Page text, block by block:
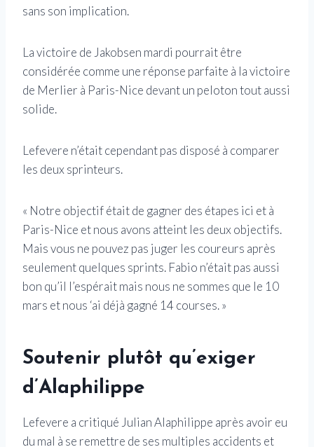
sans son implication.
La victoire de Jakobsen mardi pourrait être
considérée comme une réponse parfaite à la victoire
de Merlier à Paris-Nice devant un peloton tout aussi
solide.
Lefevere n’était cependant pas disposé à comparer
les deux sprinteurs.
« Notre objectif était de gagner des étapes ici et à
Paris-Nice et nous avons atteint les deux objectifs.
Mais vous ne pouvez pas juger les coureurs après
seulement quelques sprints. Fabio n’était pas aussi
bon qu’il l’espérait mais nous ne sommes que le 10
mars et nous ‘ai déjà gagné 14 courses. »
Soutenir plutôt qu’exiger
d’Alaphilippe
Lefevere a critiqué Julian Alaphilippe après avoir eu
du mal à se remettre de ses multiples accidents et